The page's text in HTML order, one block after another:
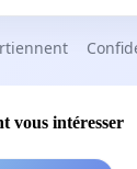
vous intéresser